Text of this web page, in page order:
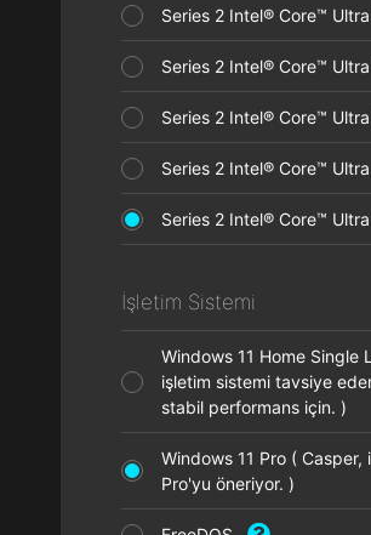
Series 2 Intel® Core™
Series 2 Intel® Core™
Series 2 Intel® Core™
Series 2 Intel® Core™
Series 2 Intel® Core™
İşletim Sistemi
Windows 11 Home Single
işletim sistemi tavsiye
stabil performans için. )
Windows 11 Pro ( Casper,
Pro'yu öneriyor. )